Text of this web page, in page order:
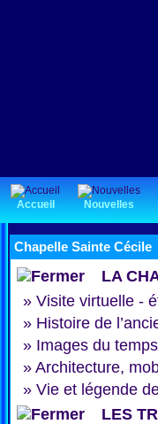
Accueil Nouvelles
Chapelle Sainte Cécile
LA
» Visite virtuelle -
» Histoire de
» Images du
» Architecture,
» Vie et légende
LES